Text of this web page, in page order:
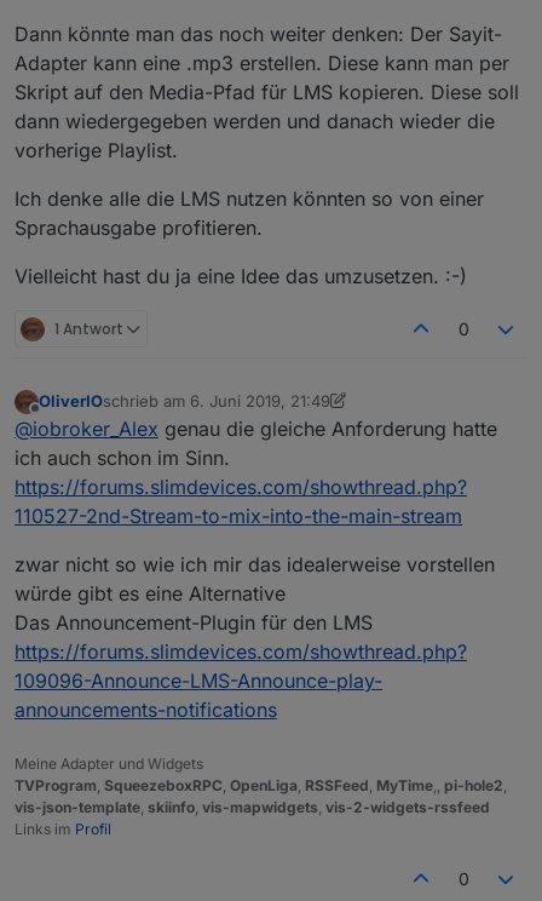
Dann könnte man das noch weiter denken: Der Sayit-
Adapter kann eine .mp3 erstellen. Diese kann man per
Skript auf den Media-Pfad für LMS kopieren. Diese soll
dann wiedergegeben werden und danach wieder die
vorherige Playlist.
Ich denke alle die LMS nutzen könnten so von einer
Sprachausgabe profitieren.
Vielleicht hast du ja eine Idee das umzusetzen. :-)
1 Antwort 0
Offline
OliverIOschrieb am 6. Juni 2019, 21:49
zuletzt editiert von OliverIO6. Juli 2019, 00:01
@iobroker_Alex genau die gleiche Anforderung hatte
ich auch schon im Sinn.
https://forums.slimdevices.com/showthread.php?
110527-2nd-Stream-to-mix-into-the-main-stream
zwar nicht so wie ich mir das idealerweise vorstellen
würde gibt es eine Alternative
Das Announcement-Plugin für den LMS
https://forums.slimdevices.com/showthread.php?
109096-Announce-LMS-Announce-play-
announcements-notifications
Meine Adapter und Widgets
TVProgram SqueezeboxRPC OpenLiga RSSFeed MyTime pi-hole2
vis-json-template skiinfo vis-mapwidgets vis-2-widgets-rssfeed
Links im Profil
0